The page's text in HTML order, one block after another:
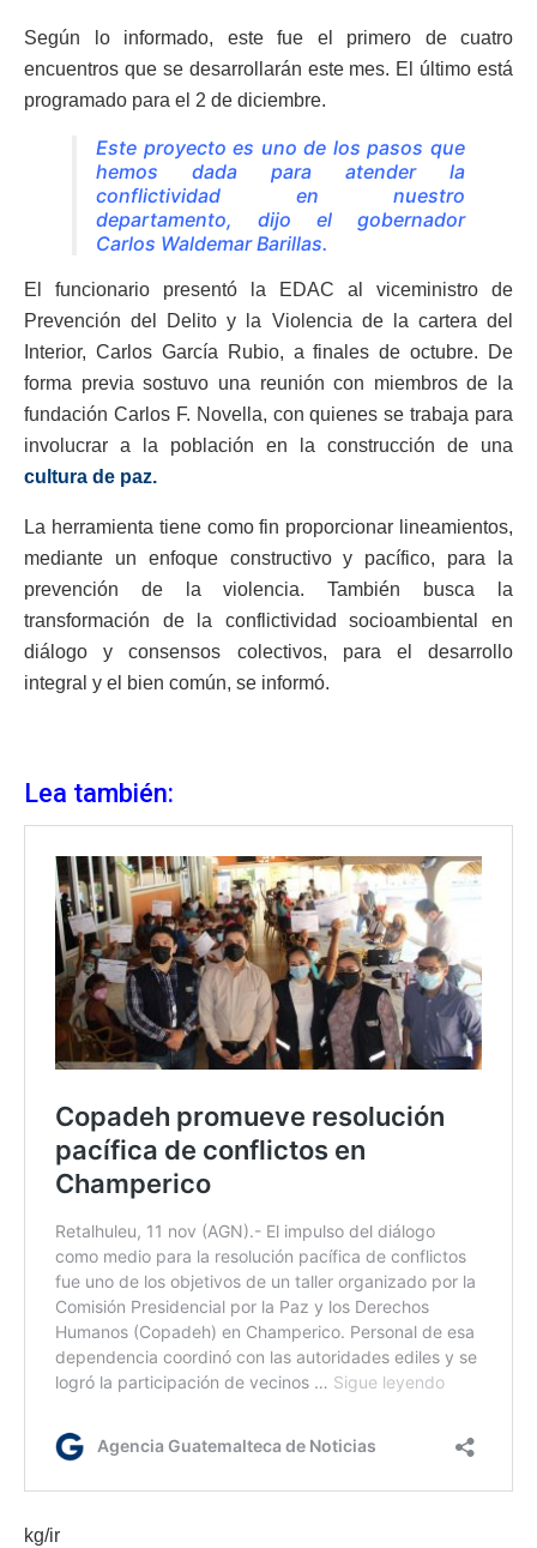
Según lo informado, este fue el primero de cuatro
encuentros que se desarrollarán este mes. El último está
programado para el 2 de diciembre.
Este proyecto es uno de los pasos que
hemos dada para atender la
conflictividad en nuestro
departamento, dijo el gobernador
Carlos Waldemar Barillas.
El funcionario presentó la EDAC al viceministro de
Prevención del Delito y la Violencia de la cartera del
Interior, Carlos García Rubio, a finales de octubre. De
forma previa sostuvo una reunión con miembros de la
fundación Carlos F. Novella, con quienes se trabaja para
involucrar a la población en la construcción de una
cultura de paz.
La herramienta tiene como fin proporcionar lineamientos,
mediante un enfoque constructivo y pacífico, para la
prevención de la violencia. También busca la
transformación de la conflictividad socioambiental en
diálogo y consensos colectivos, para el desarrollo
integral y el bien común, se informó.
Lea también:
kg/ir